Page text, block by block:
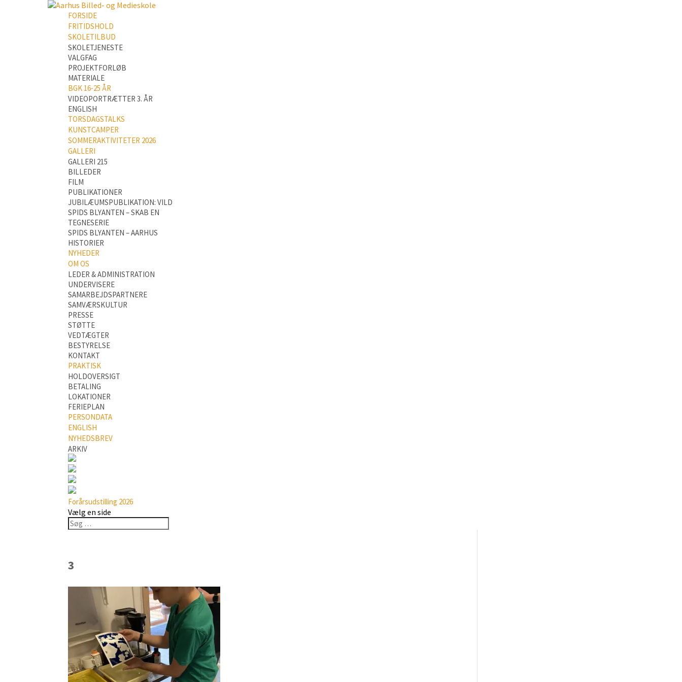
FORSIDE
FRITIDSHOLD
SKOLETILBUD
SKOLETJENESTE
VALGFAG
PROJEKTFORLØB
MATERIALE
BGK 16-25 ÅR
VIDEOPORTRÆTTER 3. ÅR
ENGLISH
TORSDAGSTALKS
KUNSTCAMPER
SOMMERAKTIVITETER 2026
GALLERI
GALLERI 215
BILLEDER
FILM
PUBLIKATIONER
JUBILÆUMSPUBLIKATION: VILD
SPIDS BLYANTEN – SKAB EN
TEGNESERIE
SPIDS BLYANTEN – AARHUS
HISTORIER
NYHEDER
OM OS
LEDER & ADMINISTRATION
UNDERVISERE
SAMARBEJDSPARTNERE
SAMVÆRSKULTUR
PRESSE
STØTTE
VEDTÆGTER
BESTYRELSE
KONTAKT
PRAKTISK
HOLDOVERSIGT
BETALING
LOKATIONER
FERIEPLAN
PERSONDATA
ENGLISH
NYHEDSBREV
ARKIV
Forårsudstilling 2026
Vælg en side
3